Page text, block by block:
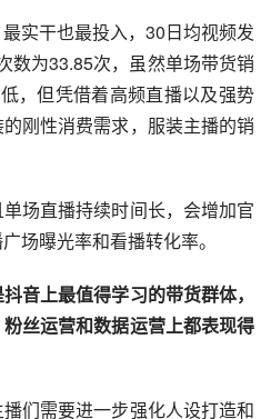
实干也最投入，30日均视频发
数为33.85次，虽然单场带货销
，但凭借着高频直播以及强势
刚性消费需求，服装主播的销
场直播持续时间长，会增加官
场曝光率和看播转化率。
音上最值得学习的带货群体，
丝运营和数据运营上都表现得
们需要进一步强化人设打造和